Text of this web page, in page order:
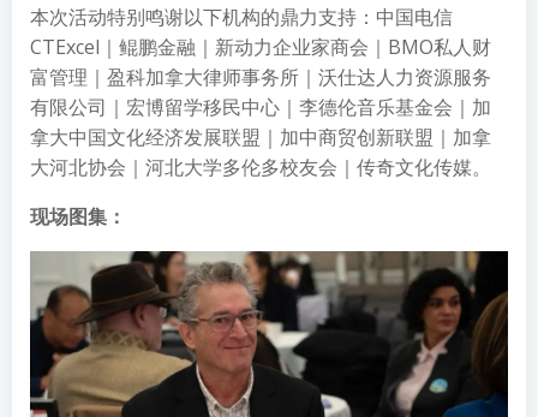
本次活动特别鸣谢以下机构的鼎力支持：中国电信
CTExcel｜鲲鹏金融｜新动力企业家商会｜BMO私人财
富管理｜盈科加拿大律师事务所｜沃仕达人力资源服务
有限公司｜宏博留学移民中心｜李德伦音乐基金会｜加
拿大中国文化经济发展联盟｜加中商贸创新联盟｜加拿
大河北协会｜河北大学多伦多校友会｜传奇文化传媒。
现场图集：